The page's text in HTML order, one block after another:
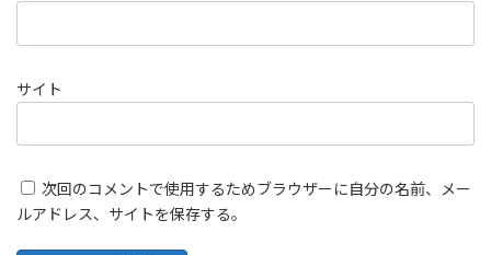
サイト
次回のコメントで使用するためブラウザーに自分の名前、メー
ルアドレス、サイトを保存する。